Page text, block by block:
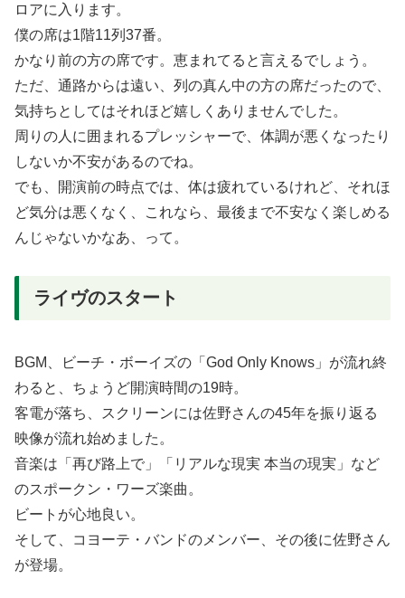
ロアに入ります。
僕の席は1階11列37番。
かなり前の方の席です。恵まれてると言えるでしょう。
ただ、通路からは遠い、列の真ん中の方の席だったので、
気持ちとしてはそれほど嬉しくありませんでした。
周りの人に囲まれるプレッシャーで、体調が悪くなったり
しないか不安があるのでね。
でも、開演前の時点では、体は疲れているけれど、それほ
ど気分は悪くなく、これなら、最後まで不安なく楽しめる
んじゃないかなあ、って。
ライヴのスタート
BGM、ビーチ・ボーイズの「God Only Knows」が流れ終
わると、ちょうど開演時間の19時。
客電が落ち、スクリーンには佐野さんの45年を振り返る
映像が流れ始めました。
音楽は「再び路上で」「リアルな現実 本当の現実」など
のスポークン・ワーズ楽曲。
ビートが心地良い。
そして、コヨーテ・バンドのメンバー、その後に佐野さん
が登場。